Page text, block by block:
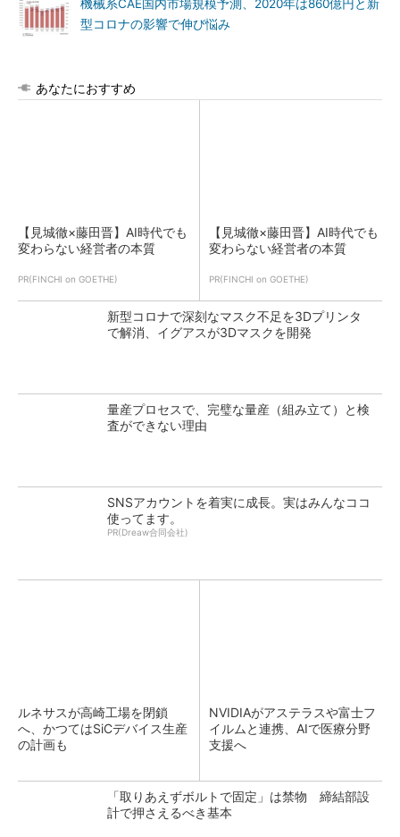
機械系CAE国内市場規模予測、2020年は860億円と新
型コロナの影響で伸び悩み
あなたにおすすめ
【見城徹×藤田晋】AI時代でも
変わらない経営者の本質
PR(FINCHI on GOETHE)
【見城徹×藤田晋】AI時代でも
変わらない経営者の本質
PR(FINCHI on GOETHE)
新型コロナで深刻なマスク不足を3Dプリンタ
で解消、イグアスが3Dマスクを開発
量産プロセスで、完璧な量産（組み立て）と検
査ができない理由
SNSアカウントを着実に成長。実はみんなココ
使ってます。
PR(Dreaw合同会社)
ルネサスが高崎工場を閉鎖
へ、かつてはSiCデバイス生産
の計画も
NVIDIAがアステラスや富士フ
イルムと連携、AIで医療分野
支援へ
「取りあえずボルトで固定」は禁物 締結部設
計で押さえるべき基本